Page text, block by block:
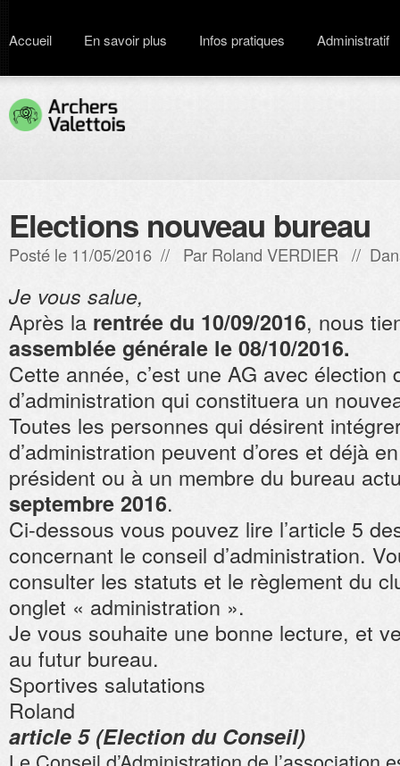
Accueil En savoir plus Infos pratiques Administratif
Elections nouveau bureau
Posté le 11/05/2016 // Par Roland VERDIER //
Je vous salue,
Après la rentrée du 10/09/2016, nous
assemblée générale le 08/10/2016.
Cette année, c’est une AG avec élection
d’administration qui constituera un
Toutes les personnes qui désirent
d’administration peuvent d’ores et déjà
président ou à un membre du bureau
septembre 2016.
Ci-dessous vous pouvez lire l’article 5
concernant le conseil d’administration.
consulter les statuts et le règlement du
onglet « administration ».
Je vous souhaite une bonne lecture, et
au futur bureau.
Sportives salutations
Roland
article 5 (Election du Conseil)